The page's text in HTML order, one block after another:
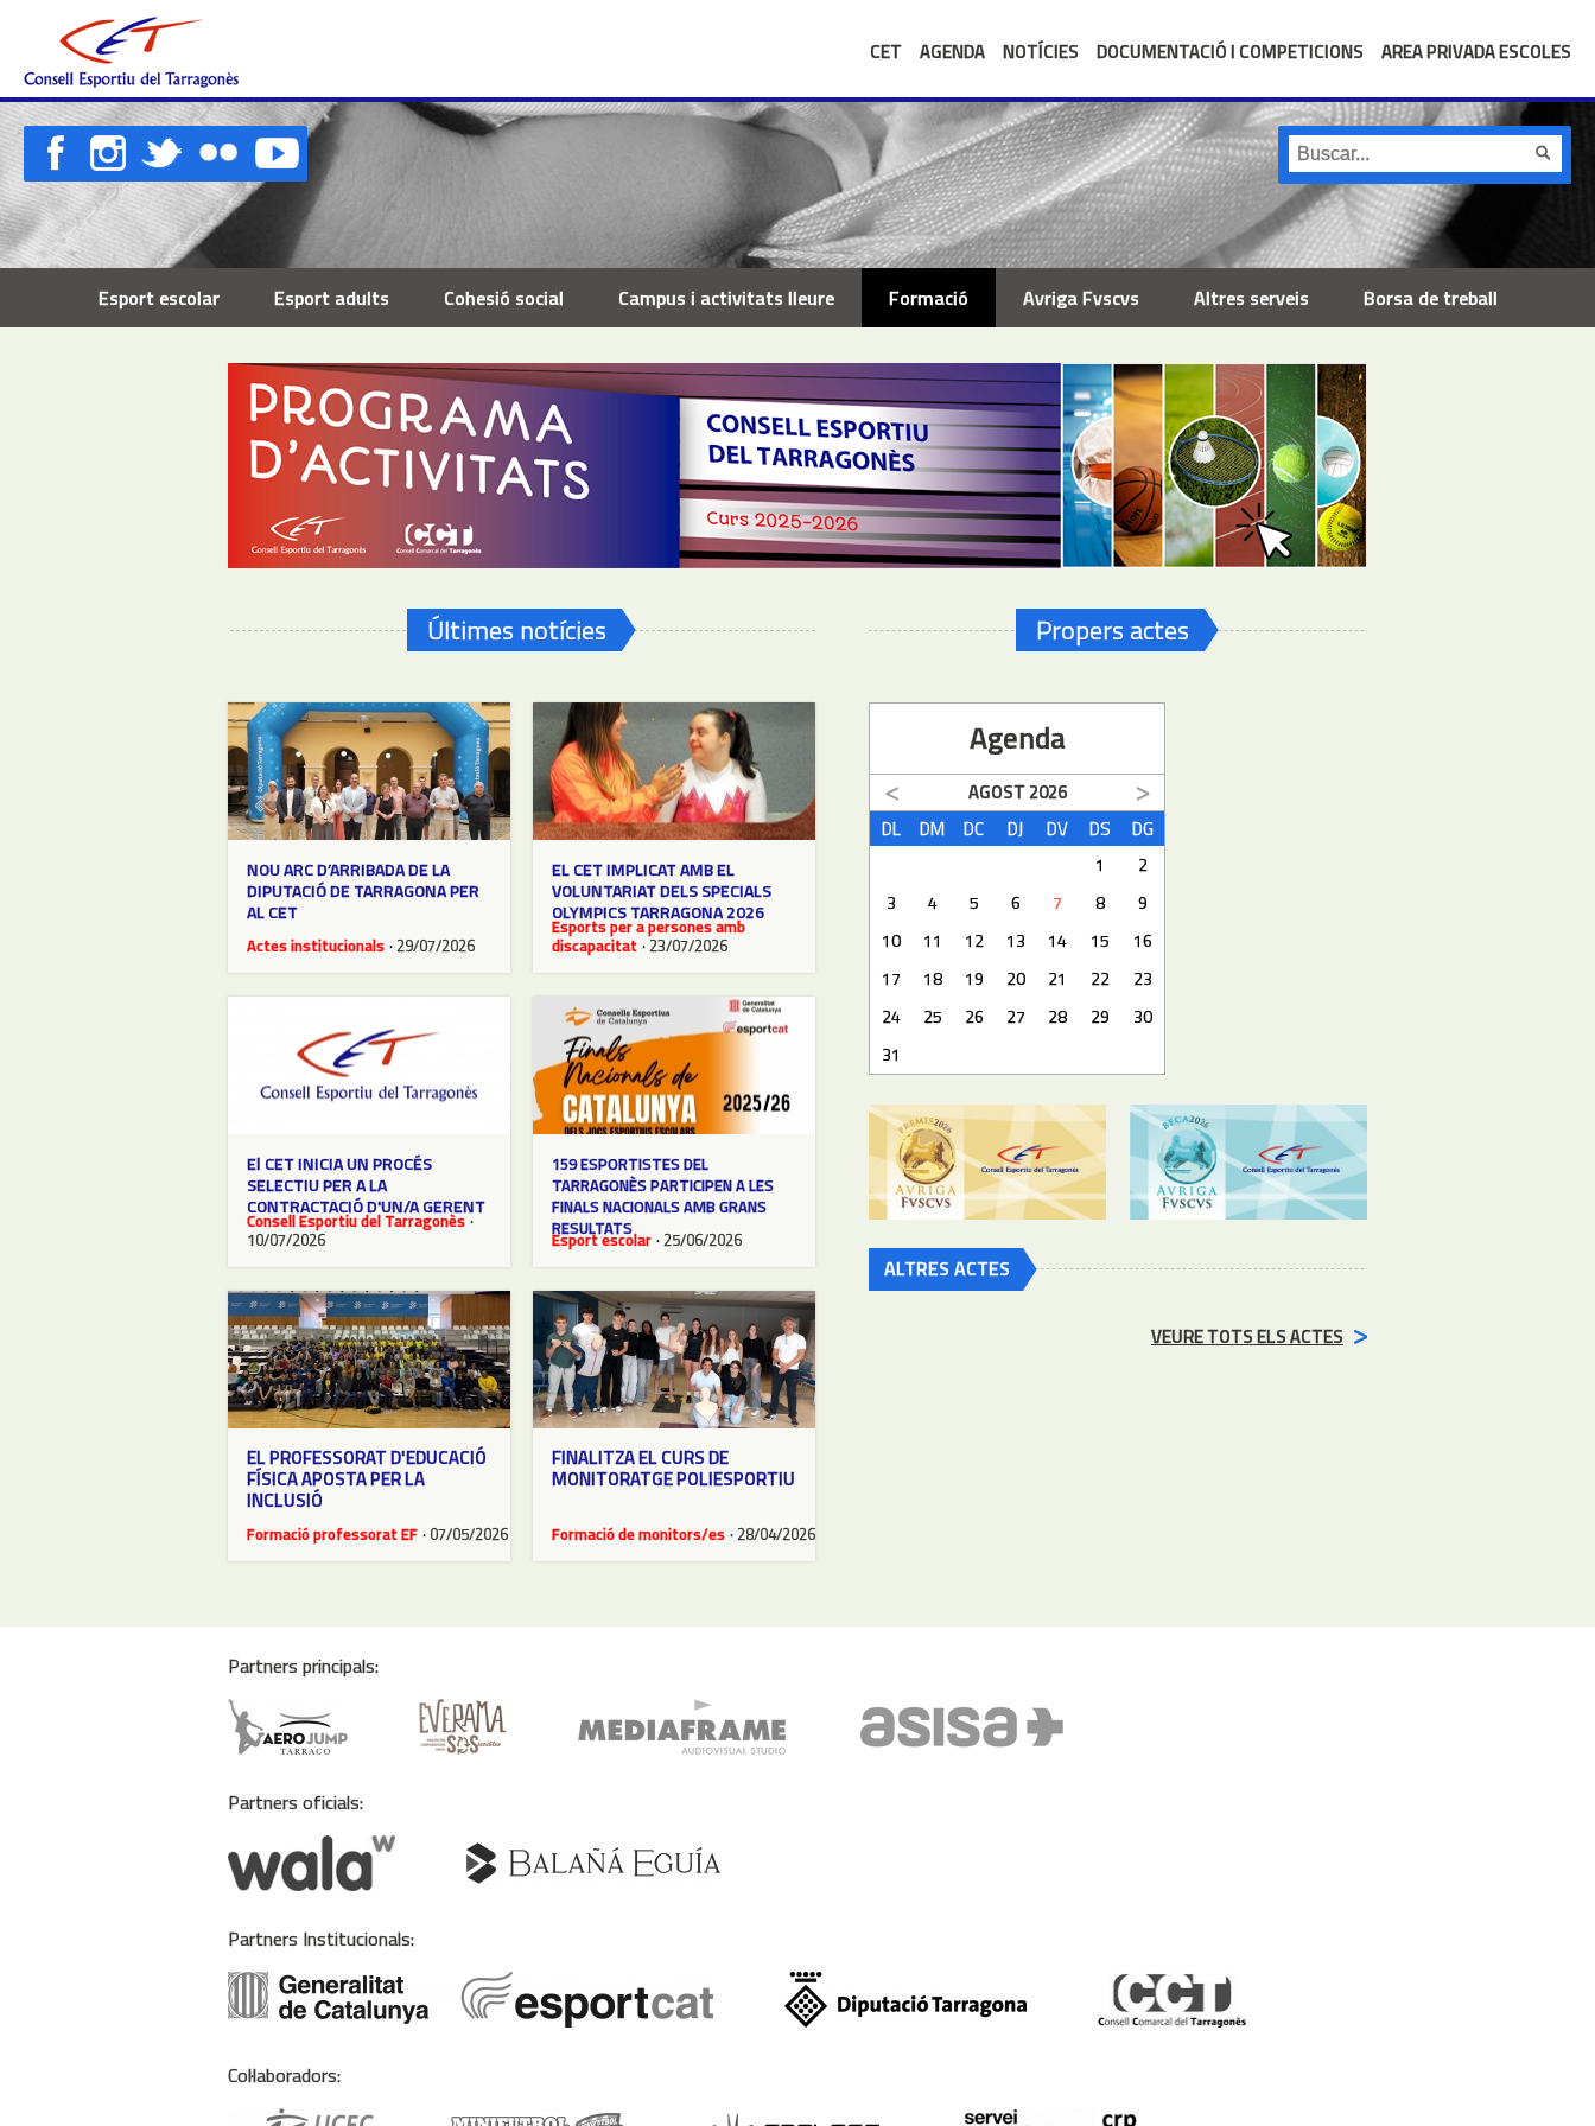
CET AGENDA NOTÍCIES DOCUMENTACIÓ I COMPETICIONS AREA PRIVADA ESCOLES
Esport escolar Esport adults Cohesió social Campus i activitats lleure Formació Avriga Fvscvs Altres serveis Borsa de treball
Últimes notícies
NOU ARC D’ARRIBADA DE LA
DIPUTACIÓ DE TARRAGONA PER
AL CET
Actes institucionals · 29/07/2026
EL CET IMPLICAT AMB EL
VOLUNTARIAT DELS SPECIALS
OLYMPICS TARRAGONA 2026
Esports per a persones amb
discapacitat · 23/07/2026
El CET INICIA UN PROCÉS
SELECTIU PER A LA
CONTRACTACIÓ D'UN/A GERENT
Consell Esportiu del Tarragonès ·
10/07/2026
159 ESPORTISTES DEL
TARRAGONÈS PARTICIPEN A LES
FINALS NACIONALS AMB GRANS
RESULTATS
Esport escolar · 25/06/2026
EL PROFESSORAT D'EDUCACIÓ
FÍSICA APOSTA PER LA
INCLUSIÓ
Formació professorat EF · 07/05/2026
FINALITZA EL CURS DE
MONITORATGE POLIESPORTIU
Formació de monitors/es · 28/04/2026
Propers actes
Agenda
AGOST2026
DL
DM DC DJ DV DS DG
1
2
3
4 5 6 7 8
9
10
11 12 13 14 15
16
17
18 19 20 21 22
23
24
25 26 27 28 29
30
31
ALTRES ACTES
VEURE TOTS ELS ACTES
Partners principals:
Partners oficials:
Partners Institucionals:
Col·laboradors: